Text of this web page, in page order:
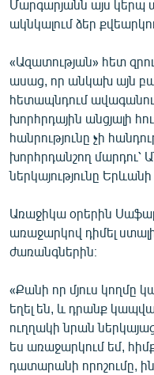
Մարգարյանն այս կերպ
ակնկալում ձեր
«Ազատության» հետ
ասաց, որ անկախ այն
հետապնդում ավագանու
խորհրդային անցյալի
հանրությունը չի
խորհրդանշող մարդու՝
ներկայությունը
Առաջիկա օրերին
առաջարկով դիմել
ժառանգներին։
«Քանի որ մյուս կողմը
եղել են, և դրանք
ուղղակի նրան
ես առաջարկում եմ,
դատարանի որոշումը,